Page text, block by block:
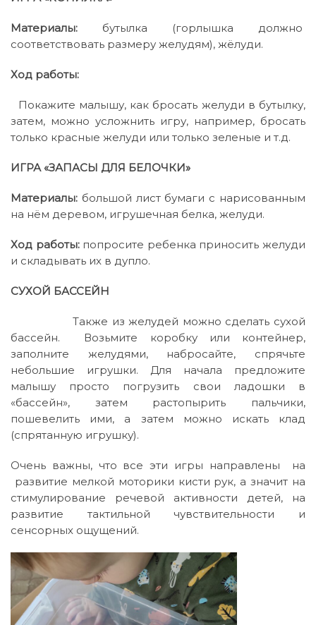
Материалы: бутылка (горлышка должно
соответствовать размеру желудям), жёлуди.
Ход работы:
Покажите малышу, как бросать желуди в бутылку,
затем, можно усложнить игру, например, бросать
только красные желуди или только зеленые и т.д.
ИГРА «ЗАПАСЫ ДЛЯ БЕЛОЧКИ»
Материалы: большой лист бумаги с нарисованным
на нём деревом, игрушечная белка, желуди.
Ход работы:попросите ребенка приносить желуди
и складывать их в дупло.
СУХОЙ БАССЕЙН
Также из желудей можно сделать сухой
бассейн. Возьмите коробку или контейнер,
заполните желудями, набросайте, спрячьте
небольшие игрушки. Для начала предложите
малышу просто погрузить свои ладошки в
«бассейн», затем растопырить пальчики,
пошевелить ими, а затем можно искать клад
(спрятанную игрушку).
Очень важны, что все эти игры направлены на
развитие мелкой моторики кисти рук, а значит на
стимулирование речевой активности детей, на
развитие тактильной чувствительности и
сенсорных ощущений.